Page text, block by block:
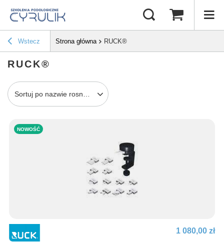
Wstecz Strona główna RUCK®
RUCK®
Sortuj po nazwie rosnąco
NOWOŚĆ
1 080,00 zł